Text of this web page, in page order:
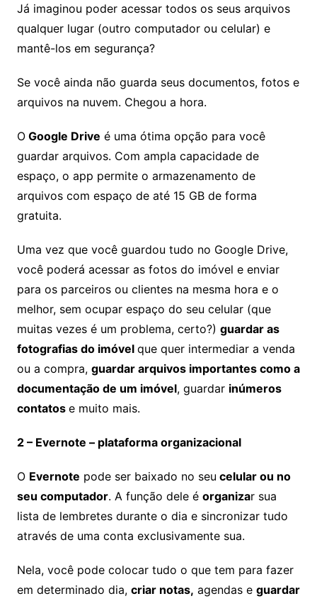
Já imaginou poder acessar todos os seus arquivos
qualquer lugar (outro computador ou celular) e
mantê-los em segurança?
Se você ainda não guarda seus documentos, fotos e
arquivos na nuvem. Chegou a hora.
OGoogle Drive é uma ótima opção para você
guardar arquivos. Com ampla capacidade de
espaço, o app permite o armazenamento de
arquivos com espaço de até 15 GB de forma
gratuita.
Uma vez que você guardou tudo no Google Drive,
você poderá acessar as fotos do imóvel e enviar
para os parceiros ou clientes na mesma hora e o
melhor, sem ocupar espaço do seu celular (que
muitas vezes é um problema, certo?) guardar as
fotografias do imóvel que quer intermediar a venda
ou a compra, guardar arquivos importantes como a
documentação de um imóvel, guardar inúmeros
contatos e muito mais.
2 – Evernote – plataforma organizacional
O Evernote pode ser baixado no seu celular ou no
seu computador. A função dele é organizar sua
lista de lembretes durante o dia e sincronizar tudo
através de uma conta exclusivamente sua.
Nela, você pode colocar tudo o que tem para fazer
em determinado dia, criar notas, agendas e guardar